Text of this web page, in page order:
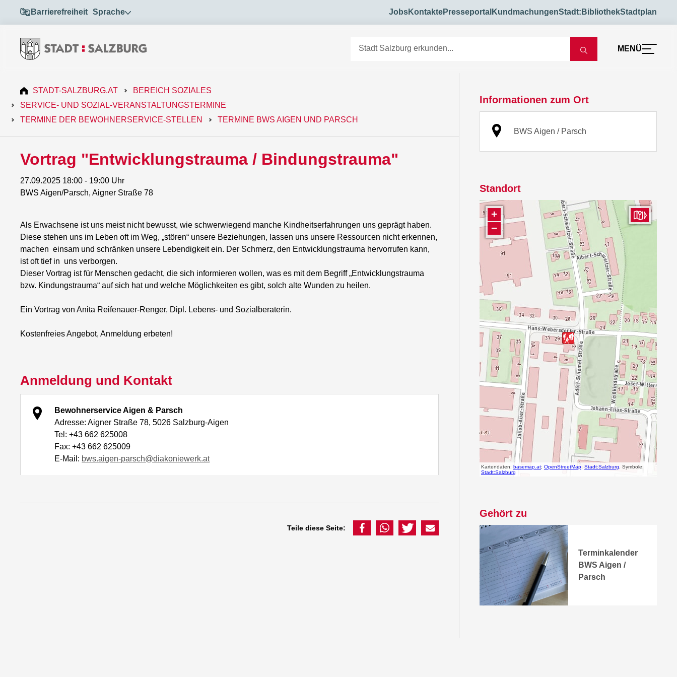
Barrierefreiheit Sprache JobsKontaktePresseportal KundmachungenStadt:BibliothekStadtplan
MENÜ
STADT-SALZBURG.AT
BEREICH SOZIALES
SERVICE- UND SOZIAL-VERANSTALTUNGSTERMINE
TERMINE DER BEWOHNERSERVICE-STELLEN
TERMINE BWS AIGEN UND PARSCH
Vortrag "Entwicklungstrauma / Bindungstrauma"
27.09.2025 18:00 - 19:00 Uhr
BWS Aigen/Parsch, Aigner Straße 78
Als Erwachsene ist uns meist nicht bewusst, wie schwerwiegend manche Kindheitserfahrungen uns geprägt haben.
Diese stehen uns im Leben oft im Weg, „stören“ unsere Beziehungen, lassen uns unsere Ressourcen nicht erkennen,
machen einsam und schränken unsere Lebendigkeit ein. Der Schmerz, den Entwicklungstrauma hervorrufen kann,
ist oft tief in uns verborgen.
Dieser Vortrag ist für Menschen gedacht, die sich informieren wollen, was es mit dem Begriff „Entwicklungstrauma
bzw. Kindungstrauma“ auf sich hat und welche Möglichkeiten es gibt, solch alte Wunden zu heilen.
Ein Vortrag von Anita Reifenauer-Renger, Dipl. Lebens- und Sozialberaterin.
Kostenfreies Angebot, Anmeldung erbeten!
Anmeldung und Kontakt
Bewohnerservice Aigen & Parsch
Adresse: Aigner Straße 78, 5026 Salzburg-Aigen
Tel: +43 662 625008
Fax: +43 662 625009
E-Mail: bws.aigen-parsch@diakoniewerk.at
Teile diese Seite:
Informationen zum Ort
BWS Aigen / Parsch
Standort
Gehört zu
Terminkalender
BWS Aigen /
Parsch